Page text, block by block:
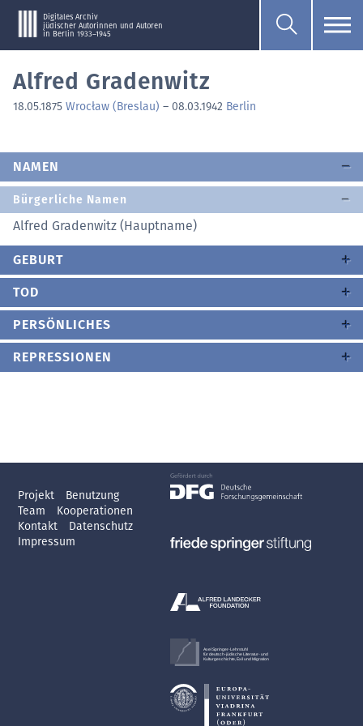
Digitales Archiv
jüdischer Autorinnen und Autoren
in Berlin 1933–1945
Alfred Gradenwitz
18.05.1875 Wrocław (Breslau) – 08.03.1942 Berlin
NAMEN
Bürgerliche Namen
Alfred Gradenwitz (Hauptname)
GEBURT
TOD
PERSÖNLICHES
REPRESSIONEN
Projekt
Benutzung
Team
Kooperationen
Kontakt
Datenschutz
Impressum
Axel Springer-Lehrstuhl
für deutsch-jüdische Literatur- und
Kulturgeschichte, Exil und Migration